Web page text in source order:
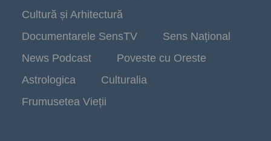
Cultură și Arhitectură
Documentarele SensTV
Sens Național
News Podcast
Poveste cu Oreste
Astrologica
Culturalia
Frumusetea Vieții